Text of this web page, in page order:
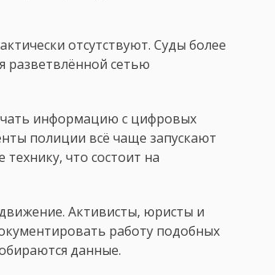
отсутствуют. Суды более
разветвлённой сетью
информацию с цифровых
полиции всё чаще запускают
что состоит на
Активисты, юристы и
работу подобных
данные.